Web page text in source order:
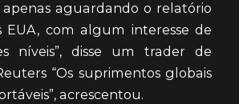
aguardando o relatório
EUA, com algum interesse de
níveis”, disse um trader de
“Os suprimentos globais
acrescentou.